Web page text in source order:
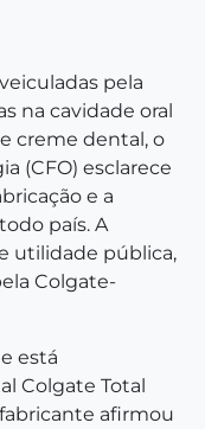
pela
na cavidade oral
creme dental, o
(CFO) esclarece
e a
país. A
utilidade pública,
Colgate-
está
Colgate Total
afirmou